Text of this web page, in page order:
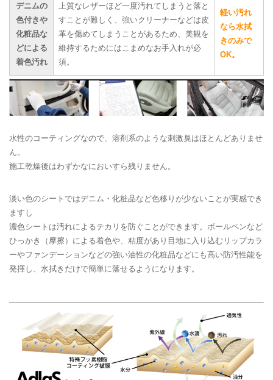
デニムの
色付きや
化粧品な
どによる
着色汚れ
上質なレザーほど一度汚れてしまうと落と
すことが難しく、強いクリーナーなどは皮
革を傷めてしまうことがあるため、美観を
維持するためにはこまめなお手入れが必
須。
軽い汚れ
なら水拭
きのみで
OK。
水性のコーティングなので、溶剤系のような刺激臭はほとんどありませ
ん。
施工乾燥後はわずかなにおいすら残りません。
淡い色のシートではデニム・化粧品など色移りが少ないことが実感でき
ますし
濃色シートは汚れによるテカリを防ぐことができます。ボールペンなど
ひっかき（摩擦）による着色や、粘度があり目地に入り込むリップカラ
ーやファンデーションなどの強い油性の化粧品などにも高い防汚性能を
発揮し、水拭きだけで簡単に落せるようになります。